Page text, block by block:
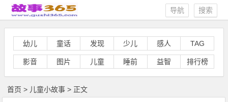
搜索
导航
幼儿 童话 发现 少儿 感人 TAG
影音 图片 儿童 睡前 益智 排行榜
首页 > 儿童小故事 > 正文